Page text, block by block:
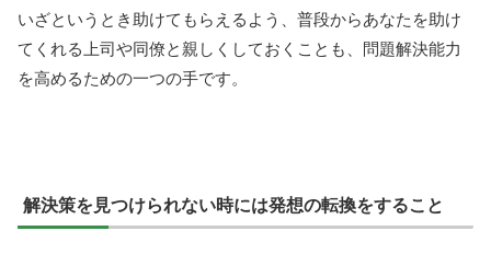
いざというとき助けてもらえるよう、普段からあなたを助け
てくれる上司や同僚と親しくしておくことも、問題解決能力
を高めるための一つの手です。
解決策を見つけられない時には発想の転換をすること